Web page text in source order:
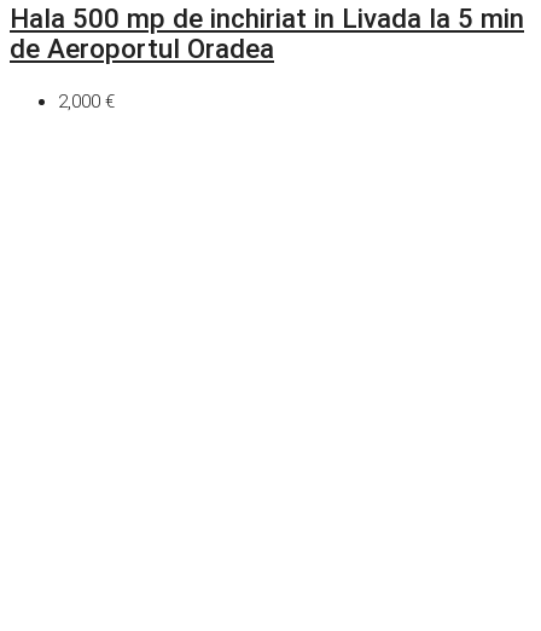
Hala 500 mp de inchiriat in Livada la 5 min
de Aeroportul Oradea
2,000 €